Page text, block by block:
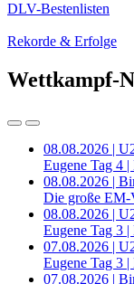
DLV-Bestenlisten
Rekorde & Erfolge
Wettkampf-
08.08.2026 |
Eugene Tag 4
08.08.2026 |
Die große EM-
08.08.2026 |
Eugene Tag 3
07.08.2026 |
Eugene Tag 3
07.08.2026 |